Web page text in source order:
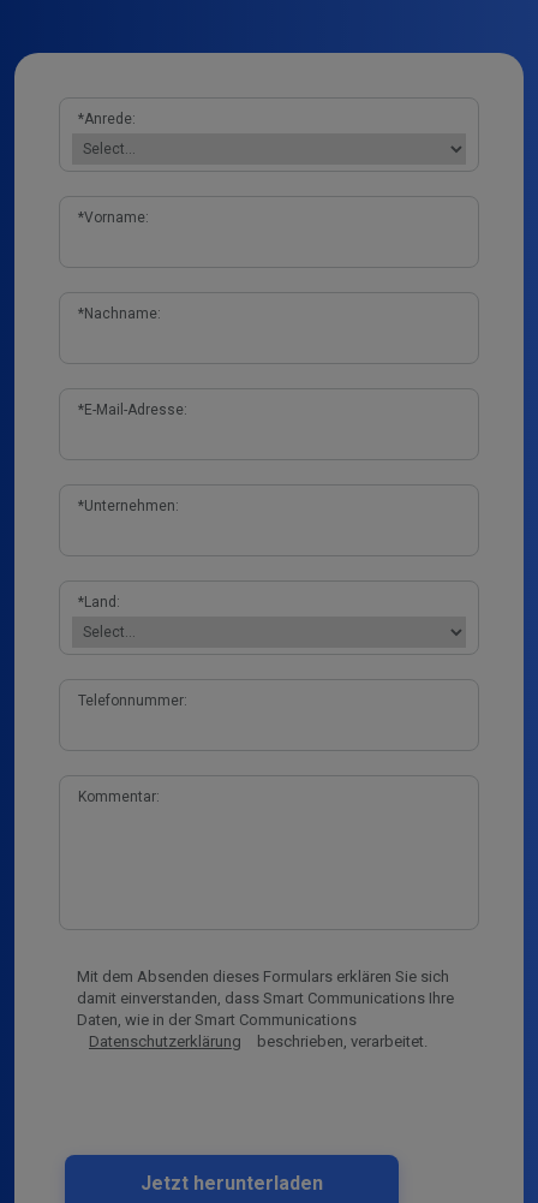
*Anrede:
*Vorname:
*Nachname:
*E-Mail-Adresse:
*Unternehmen:
*Land:
Telefonnummer:
Kommentar:
Mit dem Absenden dieses Formulars erklären Sie sich
damit einverstanden, dass Smart Communications Ihre
Daten, wie in der Smart Communications
Datenschutzerklärung
beschrieben, verarbeitet.
Jetzt herunterladen